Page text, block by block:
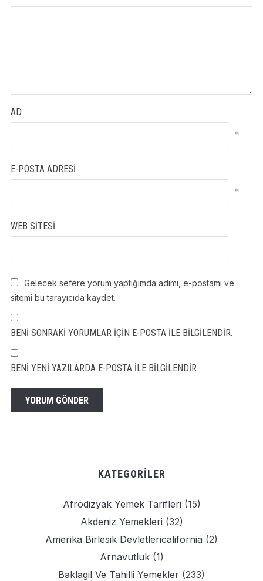
AD
*
E-POSTA ADRESI
*
WEB SITESI
Gelecek sefere yorum yaptığımda adımı, e-postamı ve
sitemi bu tarayıcıda kaydet.
BENI SONRAKI YORUMLAR IÇIN E-POSTA ILE BILGILENDIR.
BENI YENI YAZILARDA E-POSTA ILE BILGILENDIR.
KATEGORILER
Afrodizyak Yemek Tarifleri (15)
Akdeniz Yemekleri (32)
Amerika Birlesik Devletlericalifornia (2)
Arnavutluk(1)
Baklagil Ve Tahilli Yemekler (233)